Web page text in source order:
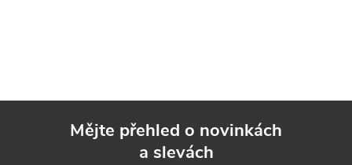
Mějte přehled o novinkách
a slevách